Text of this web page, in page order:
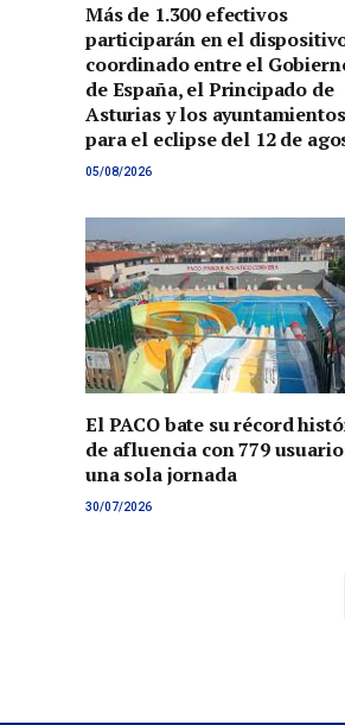
Más de 1.300 efectivos
participarán en el
coordinado entre el
de España, el Principado de
Asturias y los ayuntamientos
para el eclipse del 12 de
05/08/2026
El PACO bate su récord
de afluencia con 779
una sola jornada
30/07/2026